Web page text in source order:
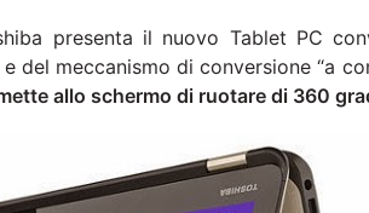
presenta il nuovo Tablet PC
e del meccanismo di conversione “a
allo schermo di ruotare di 360